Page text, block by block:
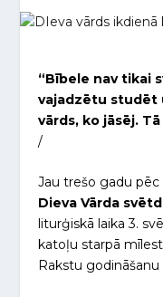
“Bībele nav tikai
vajadzētu studēt
vārds, ko jāsēj.
/
Jau trešo gadu
Dieva Vārda
liturģiskā laika 3.
katoļu starpā
Rakstu